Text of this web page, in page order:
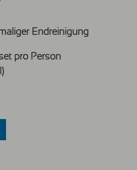
Endreinigung
pro Person